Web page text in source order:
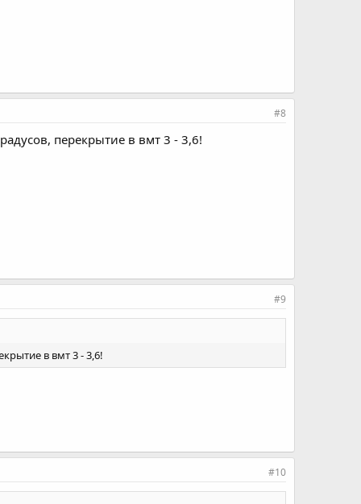
#8
перекрытие в вмт 3 - 3,6!
#9
в вмт 3 - 3,6!
#10